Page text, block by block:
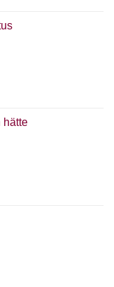
hätte